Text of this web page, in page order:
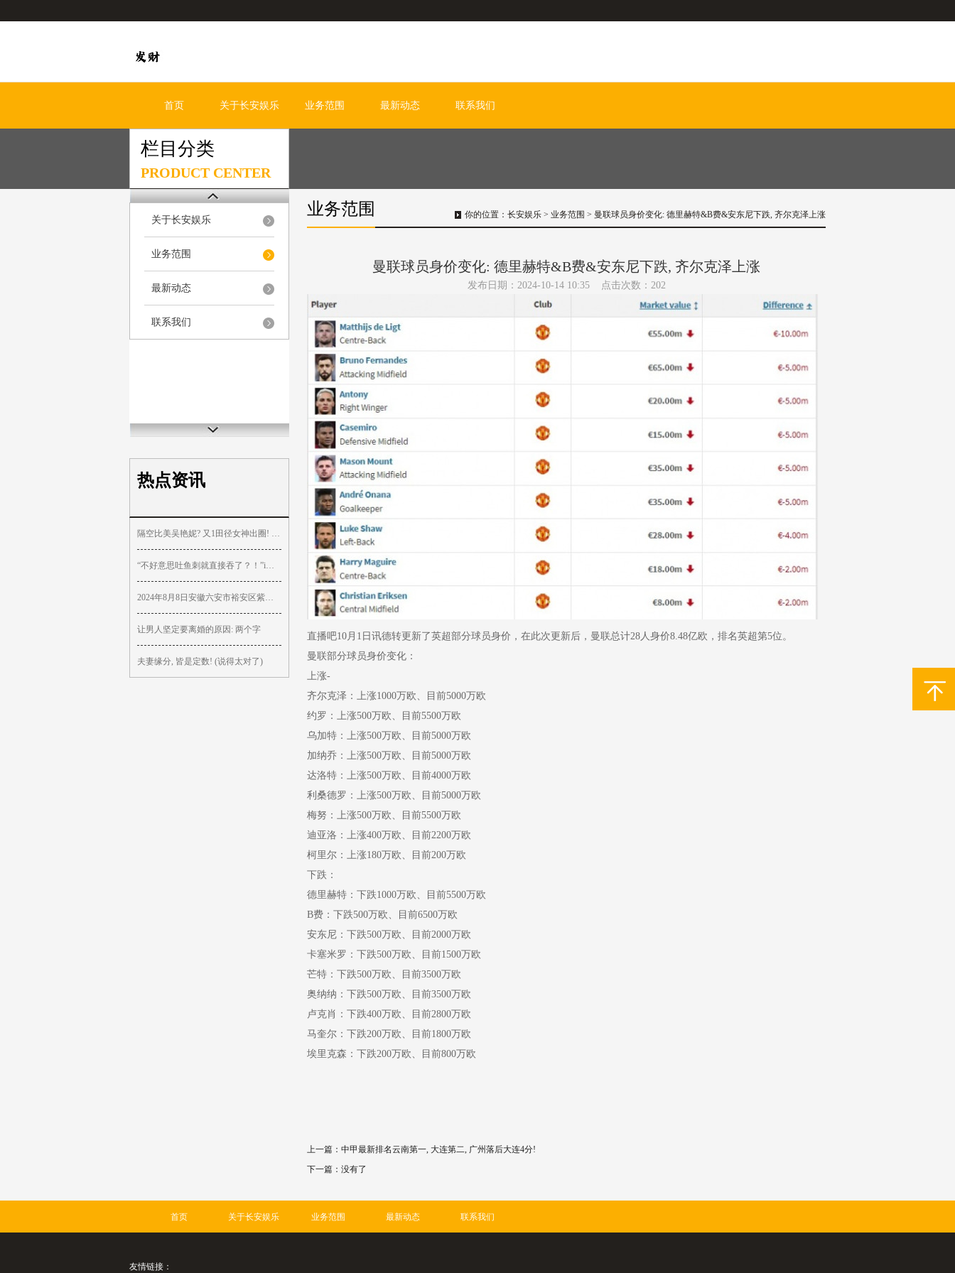
首页 关于长安娱乐 业务范围 最新动态 联系我们
栏目分类
PRODUCT CENTER
关于长安娱乐
业务范围
最新动态
联系我们
热点资讯
隔空比美吴艳妮? 又1田径女神出圈! 高颜值好身材 穿三角式引争议
“不好意思吐鱼刺就直接吞了？！”i人能有多内向！
2024年8月8日安徽六安市裕安区紫竹林农产品批发市场价格行情
让男人坚定要离婚的原因: 两个字
夫妻缘分, 皆是定数! (说得太对了)
业务范围 你的位置： 长安娱乐 > 业务范围 > 曼联球员身价变化: 德里赫特&B费&安东尼下跌, 齐尔克泽上涨
曼联球员身价变化: 德里赫特&B费&安东尼下跌, 齐尔克泽上涨
发布日期：2024-10-14 10:35 点击次数：202
直播吧10月1日讯德转更新了英超部分球员身价，在此次更新后，曼联总计28人身价8.48亿欧，排名英超第5位。
曼联部分球员身价变化：
上涨-
齐尔克泽：上涨1000万欧、目前5000万欧
约罗：上涨500万欧、目前5500万欧
乌加特：上涨500万欧、目前5000万欧
加纳乔：上涨500万欧、目前5000万欧
达洛特：上涨500万欧、目前4000万欧
利桑德罗：上涨500万欧、目前5000万欧
梅努：上涨500万欧、目前5500万欧
迪亚洛：上涨400万欧、目前2200万欧
柯里尔：上涨180万欧、目前200万欧
下跌：
德里赫特：下跌1000万欧、目前5500万欧
B费：下跌500万欧、目前6500万欧
安东尼：下跌500万欧、目前2000万欧
卡塞米罗：下跌500万欧、目前1500万欧
芒特：下跌500万欧、目前3500万欧
奥纳纳：下跌500万欧、目前3500万欧
卢克肖：下跌400万欧、目前2800万欧
马奎尔：下跌200万欧、目前1800万欧
埃里克森：下跌200万欧、目前800万欧
上一篇： 中甲最新排名云南第一, 大连第二, 广州落后大连4分!
下一篇：没有了
首页 关于长安娱乐 业务范围 最新动态 联系我们
友情链接：